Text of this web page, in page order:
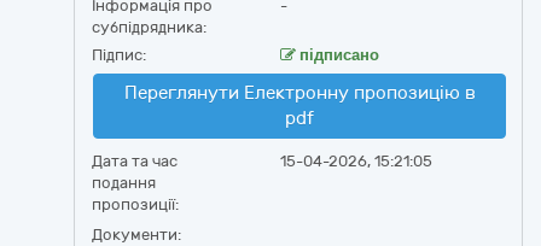
Інформація про
субпідрядника:
-
Підпис: підписано
Переглянути Електронну пропозицію в
pdf
Дата та час
подання
пропозиції:
15-04-2026, 15:21:05
Документи: